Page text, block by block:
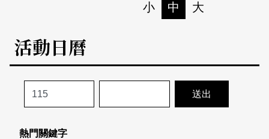
本期專題
歷史專題
活動特區
活動列表
關於我們
小 中 大
活動日曆
熱門關鍵字